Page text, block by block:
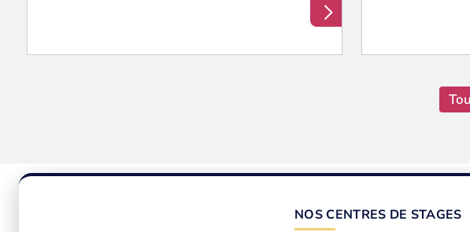
NOS CENTRES DE STAGES